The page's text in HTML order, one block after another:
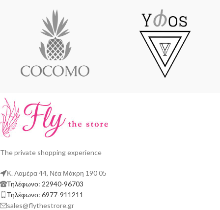
The private shopping experience
Κ. Λαμέρα 44, Νέα Μάκρη 190 05
Τηλέφωνο: 22940-96703
Τηλέφωνο: 6977-911211
sales@flythestrore.gr